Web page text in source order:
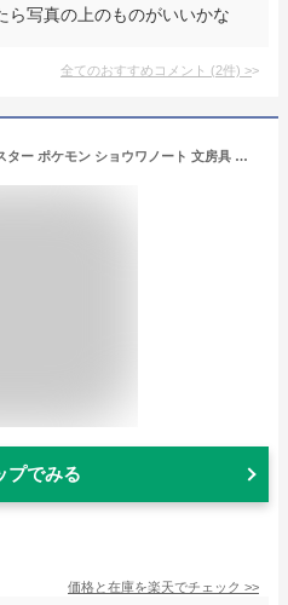
ら写真の上のものがいいかな
全てのおすすめコメント (2件) >
【送料無料】ポケットモンスター ポケモン ショウワノート 文房具 文具 9点 セット セット販売 キッズ 男の子 女の子 下敷き したじき 鉛筆 えんぴつ かきかたえんぴつ おなまえシール 2B 六角軸 赤鉛筆 青鉛筆 消しゴム けしごむ 自由帳 文具セット
プでみる
価格と在庫を楽天でチェック >>